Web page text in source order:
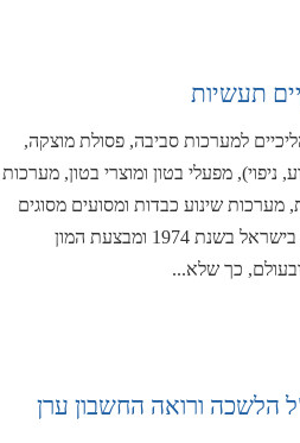
תעשיות
למערכות סביבה, פסולת מוצקה,
ניפוי), מפעלי בטון ומוצרי בטון, מערכות
מערכות שינוע כבדות ומסועים מסוגים
שונים בכל רחבי העולם. החברה נוסדה בישראל בשנת 1974 ומבצעת המון
כך שלא...
הלשכה ורואה החשבון ערן